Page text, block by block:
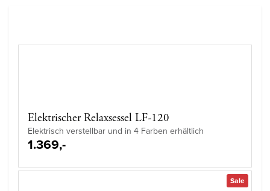
Elektrischer Relaxsessel LF-120
Elektrisch verstellbar und in 4 Farben erhältlich
1.369,-
Sale